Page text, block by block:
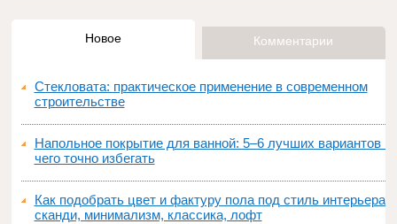
Новое Комментарии
Стекловата: практическое применение в современном
строительстве
Напольное покрытие для ванной: 5–6 лучших вариантов и
чего точно избегать
Как подобрать цвет и фактуру пола под стиль интерьера:
сканди, минимализм, классика, лофт